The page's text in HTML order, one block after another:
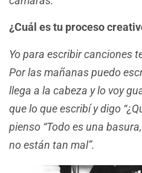
¿Cuál es tu proceso
Yo para escribir canciones
Por las mañanas puedo
llega a la cabeza y lo voy
que lo que escribí y digo
pienso “Todo es una
no están tan mal”.